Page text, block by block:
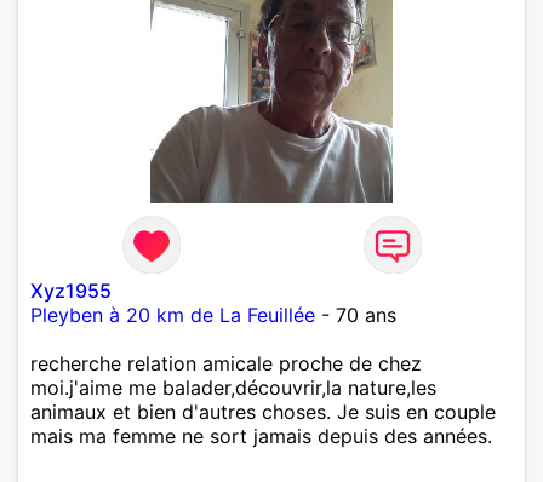
Xyz1955
Pleyben à 20 km de La Feuillée - 70 ans
recherche relation amicale proche de chez
moi.j'aime me balader,découvrir,la nature,les
animaux et bien d'autres choses. Je suis en couple
mais ma femme ne sort jamais depuis des années.